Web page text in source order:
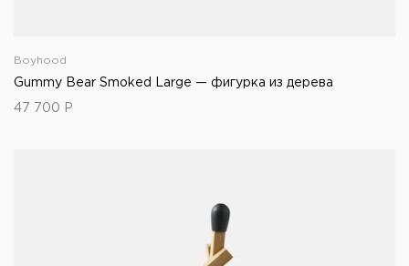
Boyhood
Gummy Bear Smoked Large — фигурка из дерева
47 700 Р